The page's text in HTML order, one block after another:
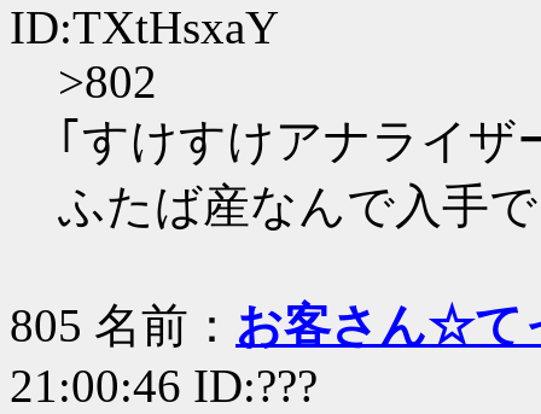
ID:TXtHsxaY
>802
｢すけすけアナライザ
ふたば産なんで入手
805 名前： お客さん☆て
21:00:46 ID:???